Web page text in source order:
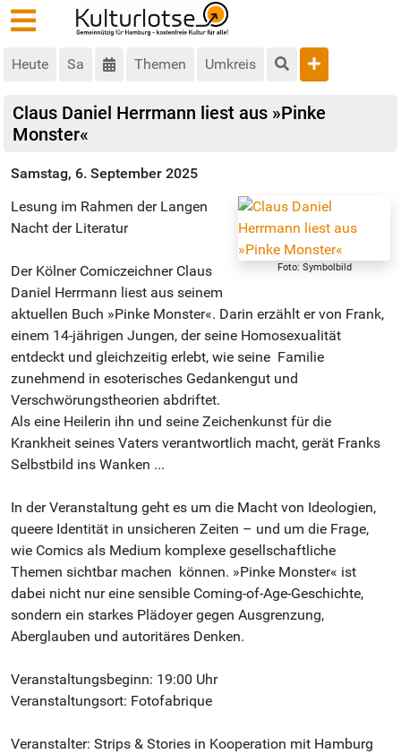
Heute Sa Themen Umkreis
Claus Daniel Herrmann liest aus »Pinke
Monster«
Samstag, 6. September 2025
Foto: Symbolbild
Lesung im Rahmen der Langen
Nacht der Literatur
Der Kölner Comiczeichner Claus
Daniel Herrmann liest aus seinem
aktuellen Buch »Pinke Monster«. Darin­ erzählt er von Frank,
einem 14-jährigen Jungen, der seine Homosexualität
entdeckt und gleichzeitig erlebt, wie seine ­ Familie
zunehmend in esote­risches Gedankengut und
Verschwörungstheorien abdriftet.
Als eine Heilerin ihn und seine Zeichenkunst für die
Krankheit ­seines Vaters verantwortlich macht, gerät Franks
Selbstbild ins Wanken ...
In der Veranstaltung geht es um die Macht von Ideologien,
queere Identität in unsicheren Zeiten – und um die Frage,
wie Comics als Medium komplexe gesellschaftliche
Themen­ sichtbar machen ­ können. »Pinke Monster« ist
dabei nicht nur eine sensible Coming-of-Age-­Geschichte,
sondern ein starkes­ Plädoyer gegen Ausgrenzung,
Aberglauben und autoritäres Denken.
Veranstaltungsbeginn: 19:00 Uhr
Veranstaltungsort: Fotofabrique
Veranstalter: Strips & Stories in Kooperation mit Hamburg